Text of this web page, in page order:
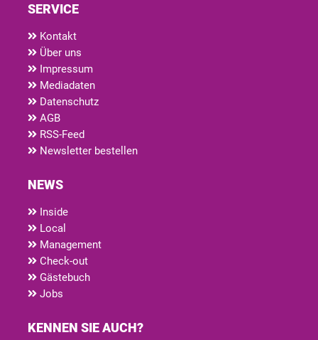
SERVICE
Kontakt
Über uns
Impressum
Mediadaten
Datenschutz
AGB
RSS-Feed
Newsletter bestellen
NEWS
Inside
Local
Management
Check-out
Gästebuch
Jobs
KENNEN SIE AUCH?